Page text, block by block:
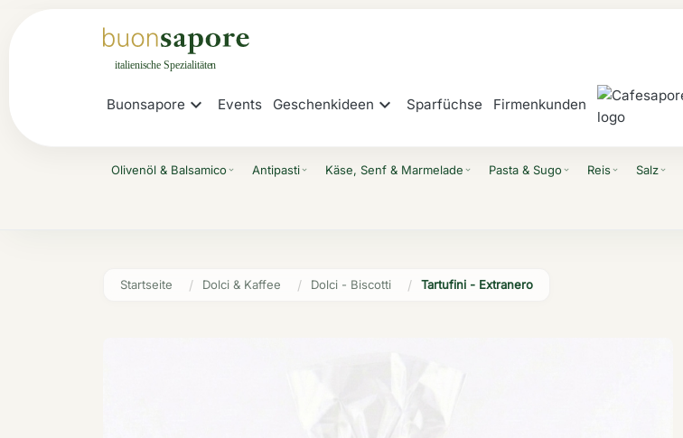
Buonsapore expand_more Events Geschenkideen expand_more Sparfüchse Firmenkunden
Olivenöl & Balsamico expand_more Antipasti expand_more Käse, Senf & Marmelade expand_more Pasta & Sugo expand_more Reis expand_more Salz expand_more
Startseite Dolci & Kaffee Dolci - Biscotti Tartufini - Extranero